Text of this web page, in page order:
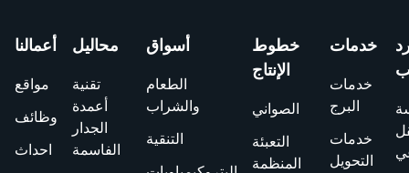
أعمالنا
مواقع
وظائف
احداث
محاليل
تقنية
أعمدة
الجدار
الفاسمة
أسواق
الطعام
والشراب
التنقية
خطوط
الإنتاج
الصواني
التعبئة
المنظمة
خدمات
خدمات
البرج
خدمات
التحويل